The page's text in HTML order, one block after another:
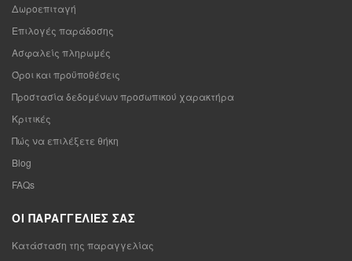
Δωροεπιταγή
Επιλογές παράδοσης
Ασφαλείς πληρωμές
Όροι και προϋποθέσεις
Προστασία δεδομένων προσωπικού χαρακτήρα
Κριτικές
Πώς να επιλέξετε θήκη
Blog
FAQs
ΟΙ ΠΑΡΑΓΓΕΛΊΕΣ ΣΑΣ
Κατάσταση της παραγγελίας